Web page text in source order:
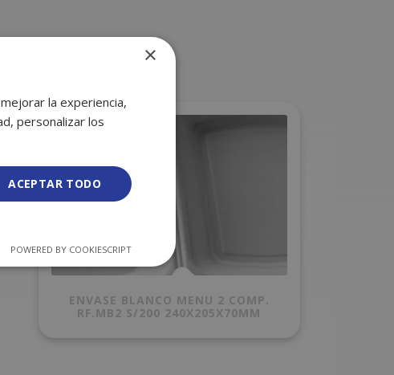
ENVASE BLANCO MENU 2 COMP.
RF.MB2 S/200 240X205X70MM
×
la experiencia,
personalizar los
ACEPTAR TODO
POWERED BY COOKIESCRIPT